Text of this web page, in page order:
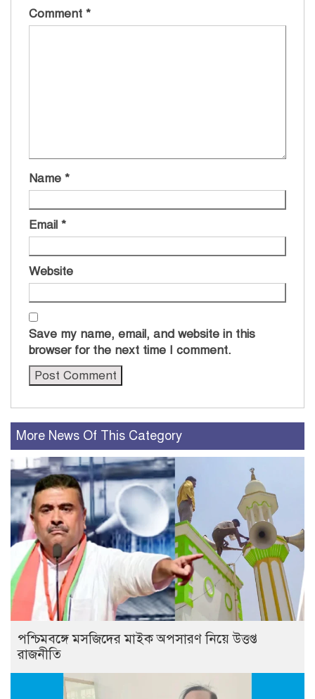
Comment *
Name *
Email *
Website
Save my name, email, and website in this
browser for the next time I comment.
More News Of This Category
পশ্চিমবঙ্গে মসজিদের মাইক অপসারণ নিয়ে উত্তপ্ত
রাজনীতি